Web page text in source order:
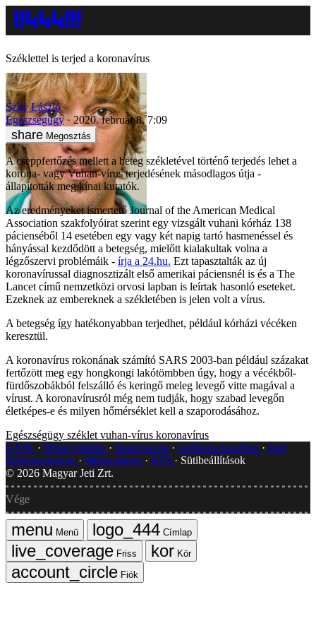
Széklettel is terjed a koronavírus
Szily László
Egészségügy
2020. február 8. 7:09
Megosztás
A cseppfertőzés mellett a beteg székletével történő terjedés lehet a
korona- vagy Vuhan-vírus terjedésének másodlagos útja -
állapították meg kínai kutatók.
Az eredményeket ismertető Journal of the American Medical
Association szakfolyóirat szerint egy vizsgált vuhani kórház 138
pácienséből 14 esetében egy vagy két napig tartó hasmenéssel és
hányással kezdődött a betegség, mielőtt kialakultak volna a
légzőszervi problémáik - írja a 24.hu. Ezt tapasztalták az új
koronavírussal diagnosztizált első amerikai páciensnél is és a The
Lancet című nemzetközi orvosi lapban is leírtak hasonló eseteket.
Ezeknek az embereknek a székletében is jelen volt a vírus.
A betegség így hatékonyabban terjedhet, például kórházi vécéken
keresztül.
A koronavírus rokonának számító SARS 2003-ban például százakat
fertőzött meg egy hongkongi lakótömbben úgy, hogy a vécékből-
fürdőszobákból felszálló és keringő meleg levegő vitte magával a
vírust. A koronavírusról még nem tudják, hogy szabad levegőn
életképes-e és milyen hőmérséklet kell a szaporodásához.
Egészségügy széklet vuhan-vírus koronavírus
GYIK
Hibát jelentek Impresszum Javítások kezelése
Jogi
dokumentumok
Médiaajánlat RSS
Sütibeállítások
© 2026 Magyar Jeti Zrt.
Vége
Menü
Címlap
Friss
Kör
Fiók